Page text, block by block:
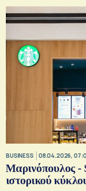
BUSINESS 08.04.2026,
Μαρινόπουλος -
ιστορικού